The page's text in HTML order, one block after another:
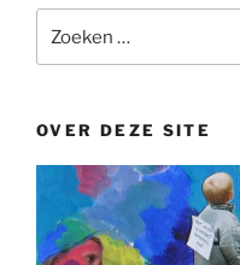
naar:
OVER DEZE SITE